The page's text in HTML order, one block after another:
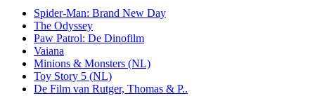
Spider-Man: Brand New Day
The Odyssey
Paw Patrol: De Dinofilm
Vaiana
Minions & Monsters (NL)
Toy Story 5 (NL)
De Film van Rutger, Thomas & P..